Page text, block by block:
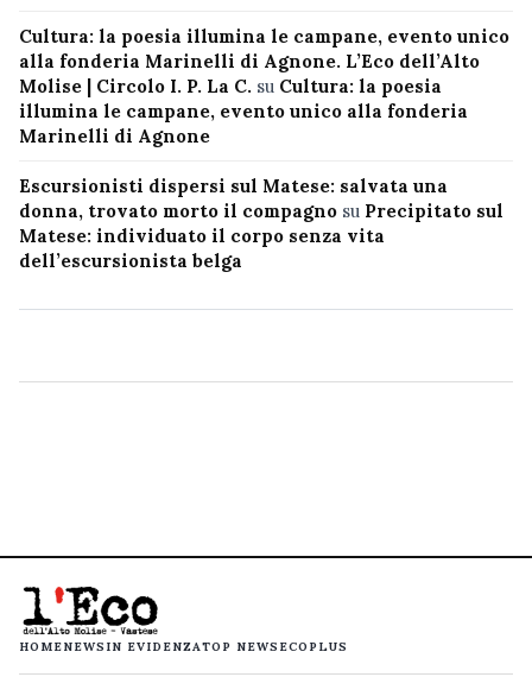
Cultura: la poesia illumina le campane, evento unico
alla fonderia Marinelli di Agnone. L’Eco dell’Alto
Molise | Circolo I. P. La C. su Cultura: la poesia
illumina le campane, evento unico alla fonderia
Marinelli di Agnone
Escursionisti dispersi sul Matese: salvata una
donna, trovato morto il compagno su Precipitato sul
Matese: individuato il corpo senza vita
dell’escursionista belga
HOMENEWS IN EVIDENZATOP NEWS ECOPLUS